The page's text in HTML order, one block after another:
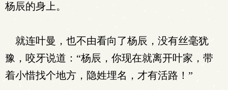
杨辰的身上。
就连叶曼，也不由看向了杨辰，没有丝毫犹
豫，咬牙说道：“杨辰，你现在就离开叶家，带
着小惜找个地方，隐姓埋名，才有活路！”